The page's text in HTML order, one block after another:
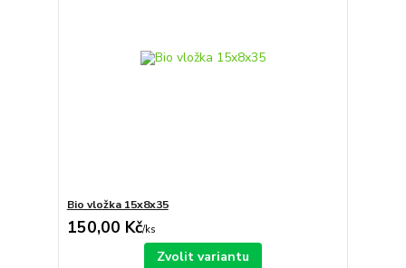
Bio vložka 15x8x35
150,00 Kč/ks
Zvolit variantu